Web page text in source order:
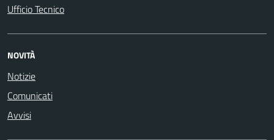
Ufficio Tecnico
NOVITÀ
Notizie
Comunicati
Avvisi